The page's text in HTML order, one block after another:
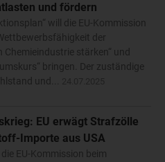
und fördern
will die EU-Kommission
der
Chemieindustrie stärken“ und
bringen. Der zuständige
und...
EU erwägt Strafzölle
Importe aus USA
EU-Kommission beim